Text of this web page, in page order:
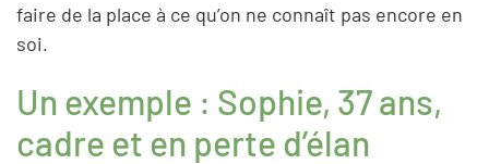
faire de la place à ce qu’on ne connaît pas encore en
soi.
Un exemple : Sophie, 37 ans,
cadre et en perte d’élan